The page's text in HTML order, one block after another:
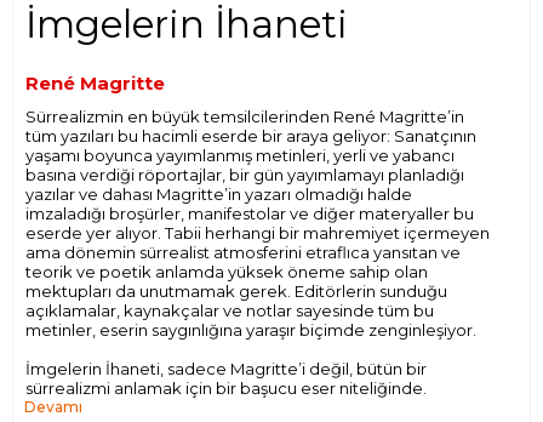
İmgelerin İhaneti
René Magritte
Sürrealizmin en büyük temsilcilerinden René Magritte’in
tüm yazıları bu hacimli eserde bir araya geliyor: Sanatçının
yaşamı boyunca yayımlanmış metinleri, yerli ve yabancı
basına verdiği röportajlar, bir gün yayımlamayı planladığı
yazılar ve dahası Magritte’in yazarı olmadığı halde
imzaladığı broşürler, manifestolar ve diğer materyaller bu
eserde yer alıyor. Tabii herhangi bir mahremiyet içermeyen
ama dönemin sürrealist atmosferini etraflıca yansıtan ve
teorik ve poetik anlamda yüksek öneme sahip olan
mektupları da unutmamak gerek. Editörlerin sunduğu
açıklamalar, kaynakçalar ve notlar sayesinde tüm bu
metinler, eserin saygınlığına yaraşır biçimde zenginleşiyor.
İmgelerin İhaneti, sadece Magritte’i değil, bütün bir
sürrealizmi anlamak için bir başucu eser niteliğinde.
Devamı